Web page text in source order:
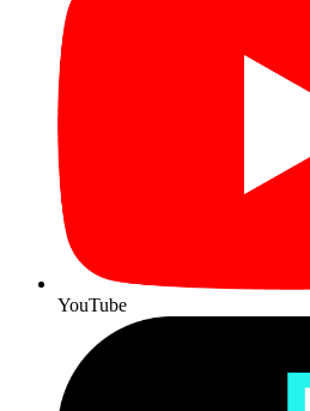
YouTube